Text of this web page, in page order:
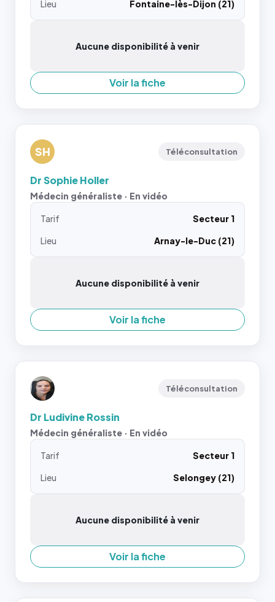
Lieu Fontaine-lès-Dijon (21)
Aucune disponibilité à venir
Voir la fiche
SH Téléconsultation
Dr Sophie Holler
Médecin généraliste · En vidéo
Tarif
Secteur 1
Lieu
Arnay-le-Duc (21)
Aucune disponibilité à venir
Voir la fiche
Téléconsultation
Dr Ludivine Rossin
Médecin généraliste · En vidéo
Tarif
Secteur 1
Lieu
Selongey (21)
Aucune disponibilité à venir
Voir la fiche